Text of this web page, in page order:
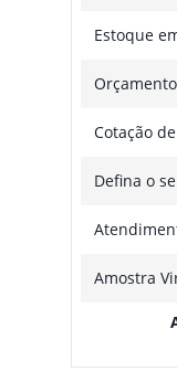
Estoque
Cotação
Defina o
Amostra